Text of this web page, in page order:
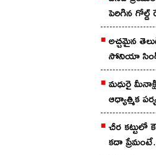
పెరిగిన గోల్డ్
పెరిగిందంటే?
అచ్చ‌మైన
సోనియా
మధురై
ఆధ్యాత్మిక
చీర
కదా